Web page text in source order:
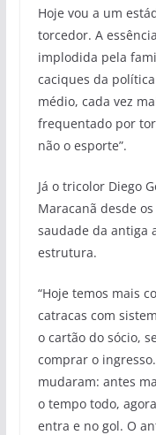
Hoje vou a um
torcedor. A
implodida pela
caciques da
médio, cada vez
frequentado por
não o esporte”.
Já o tricolor Diego
Maracanã desde
saudade da antiga
estrutura.
“Hoje temos mais
catracas com
o cartão do sócio,
comprar o
mudaram: antes
o tempo todo,
entra e no gol. O